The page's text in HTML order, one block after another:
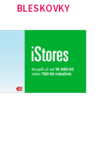
BLESKOVKY